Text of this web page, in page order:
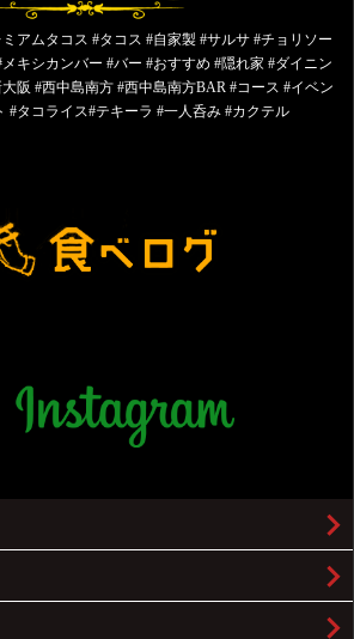
アムタコス #タコス #自家製 #サルサ #チョリソー
キシカンバー #バー #おすすめ #隠れ家 #ダイニン
阪 #西中島南方 #西中島南方BAR #コース #イベン
#タコライス#テキーラ #一人呑み #カクテル